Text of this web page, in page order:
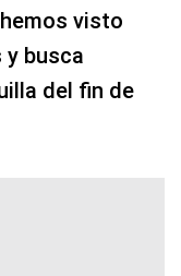
visto
busca
del fin de